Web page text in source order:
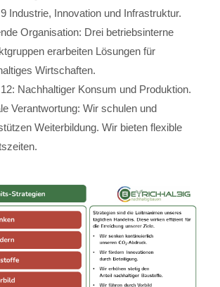
Industrie, Innovation und Infrastruktur.
Organisation: Drei betriebsinterne
erarbeiten Lösungen für
Wirtschaften.
Nachhaltiger Konsum und Produktion.
Verantwortung: Wir schulen und
Weiterbildung. Wir bieten flexible